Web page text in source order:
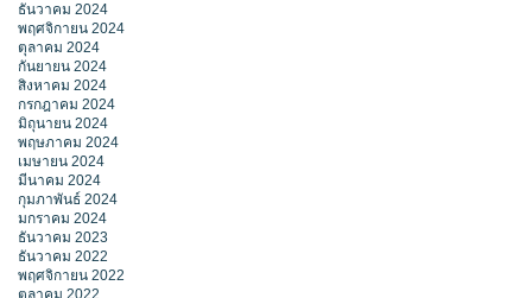
ธันวาคม 2024
พฤศจิกายน 2024
ตุลาคม 2024
กันยายน 2024
สิงหาคม 2024
กรกฎาคม 2024
มิถุนายน 2024
พฤษภาคม 2024
เมษายน 2024
มีนาคม 2024
กุมภาพันธ์ 2024
มกราคม 2024
ธันวาคม 2023
ธันวาคม 2022
พฤศจิกายน 2022
ตุลาคม 2022